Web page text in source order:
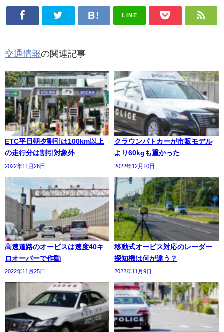
LINE
交通情報の関連記事
ETC平日朝夕割引は100km以上
の走行分は割引対象外
2022年11月26日
クラウンパトカーが市販モデル
より60kgも重かった
2022年12月10日
高速道路のオービスは速度40キ
ロオーバーで作動
2022年11月25日
移動式オービス対応のレーダー
探知機は何が違う？
2022年11月9日